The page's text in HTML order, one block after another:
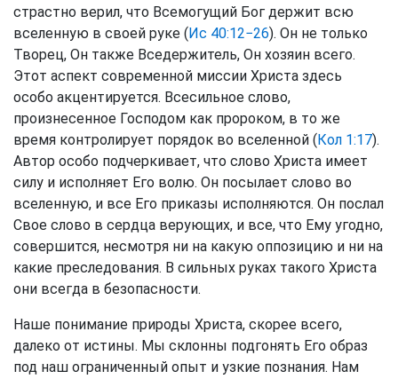
страстно верил, что Всемогущий Бог держит всю
вселенную в своей руке (Ис 40:12−26). Он не только
Творец, Он также Вседержитель, Он хозяин всего.
Этот аспект современной миссии Христа здесь
особо акцентируется. Всесильное слово,
произнесенное Господом как пророком, в то же
время контролирует порядок во вселенной (Кол 1:17).
Автор особо подчеркивает, что слово Христа имеет
силу и исполняет Его волю. Он посылает слово во
вселенную, и все Его приказы исполняются. Он послал
Свое слово в сердца верующих, и все, что Ему угодно,
совершится, несмотря ни на какую оппозицию и ни на
какие преследования. В сильных руках такого Христа
они всегда в безопасности.
Наше понимание природы Христа, скорее всего,
далеко от истины. Мы склонны подгонять Его образ
под наш ограниченный опыт и узкие познания. Нам